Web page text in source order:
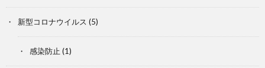
新型コロナウイルス (5)
感染防止 (1)